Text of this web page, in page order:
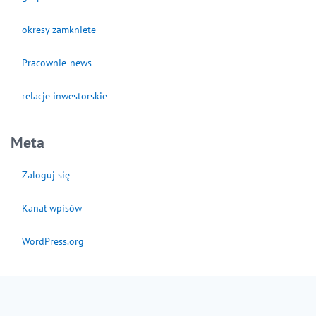
okresy zamkniete
Pracownie-news
relacje inwestorskie
Meta
Zaloguj się
Kanał wpisów
WordPress.org